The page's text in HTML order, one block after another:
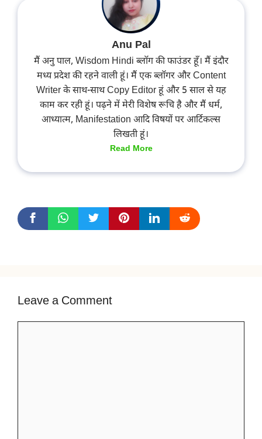
Anu Pal
मैं अनु पाल, Wisdom Hindi ब्लॉग की फाउंडर हूँ। मैं इंदौर
मध्य प्रदेश की रहने वाली हूं। मैं एक ब्लॉगर और Content
Writer के साथ-साथ Copy Editor हूं और 5 साल से यह
काम कर रही हूं। पढ़ने में मेरी विशेष रूचि है और मैं धर्म,
आध्यात्म, Manifestation आदि विषयों पर आर्टिकल्स
लिखती हूं।
Read More
Leave a Comment